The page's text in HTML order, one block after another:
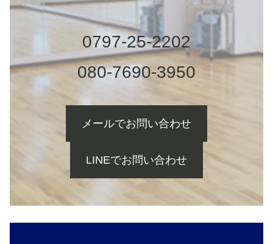
0797-25-2202
080-7690-3950
メールでお問い合わせ
LINEでお問い合わせ